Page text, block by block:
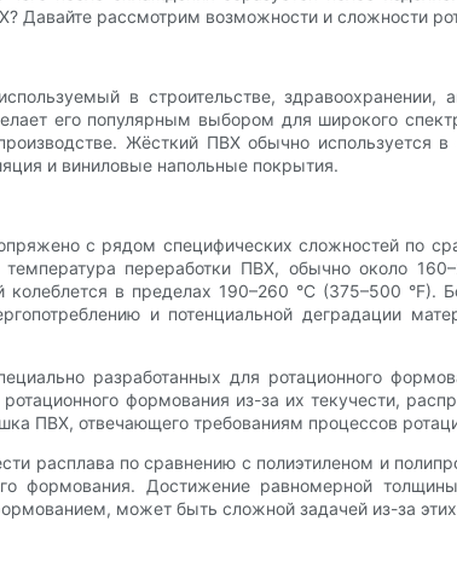
Давайте рассмотрим возможности и сложности
в строительстве, здравоохранении,
его популярным выбором для широкого
Жёсткий ПВХ обычно используется
и виниловые напольные покрытия.
с рядом специфических сложностей по
переработки ПВХ, обычно около
в пределах 190–260 °C (375–500 °F).
и потенциальной деградации
разработанных для ротационного
формования из-за их текучести,
ПВХ, отвечающего требованиям процессов
расплава по сравнению с полиэтиленом и
формования. Достижение равномерной
может быть сложной задачей из-за